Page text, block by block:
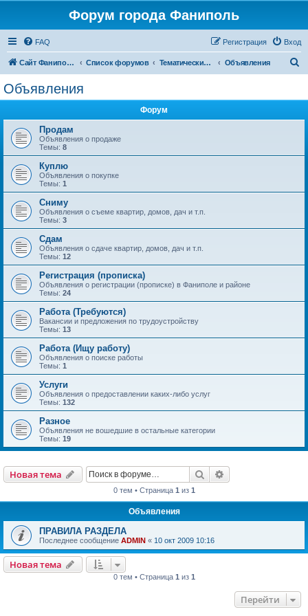
Форум города Фаниполь
FAQ Вход
Регистрация
Сайт Фаниполь OnLine Список форумов Тематические разделы Объявления
Объявления
Форум
Продам
Объявления о продаже
Темы: 8
Куплю
Объявления о покупке
Темы: 1
Сниму
Объявления о съеме квартир, домов, дач и т.п.
Темы: 3
Сдам
Объявления о сдаче квартир, домов, дач и т.п.
Темы: 12
Регистрация (прописка)
Объявления о регистрации (прописке) в Фаниполе и районе
Темы: 24
Работа (Требуются)
Вакансии и предложения по трудоустройству
Темы: 13
Работа (Ищу работу)
Объявления о поиске работы
Темы: 1
Услуги
Объявления о предоставлении каких-либо услуг
Темы: 132
Разное
Объявления не вошедшие в остальные категории
Темы: 19
Новая тема Поиск
0 тем • Страница 1 из 1
Объявления
ПРАВИЛА РАЗДЕЛА
Последнее сообщение ADMIN « 10 окт 2009 10:16
Новая тема
0 тем • Страница 1 из 1
Перейти